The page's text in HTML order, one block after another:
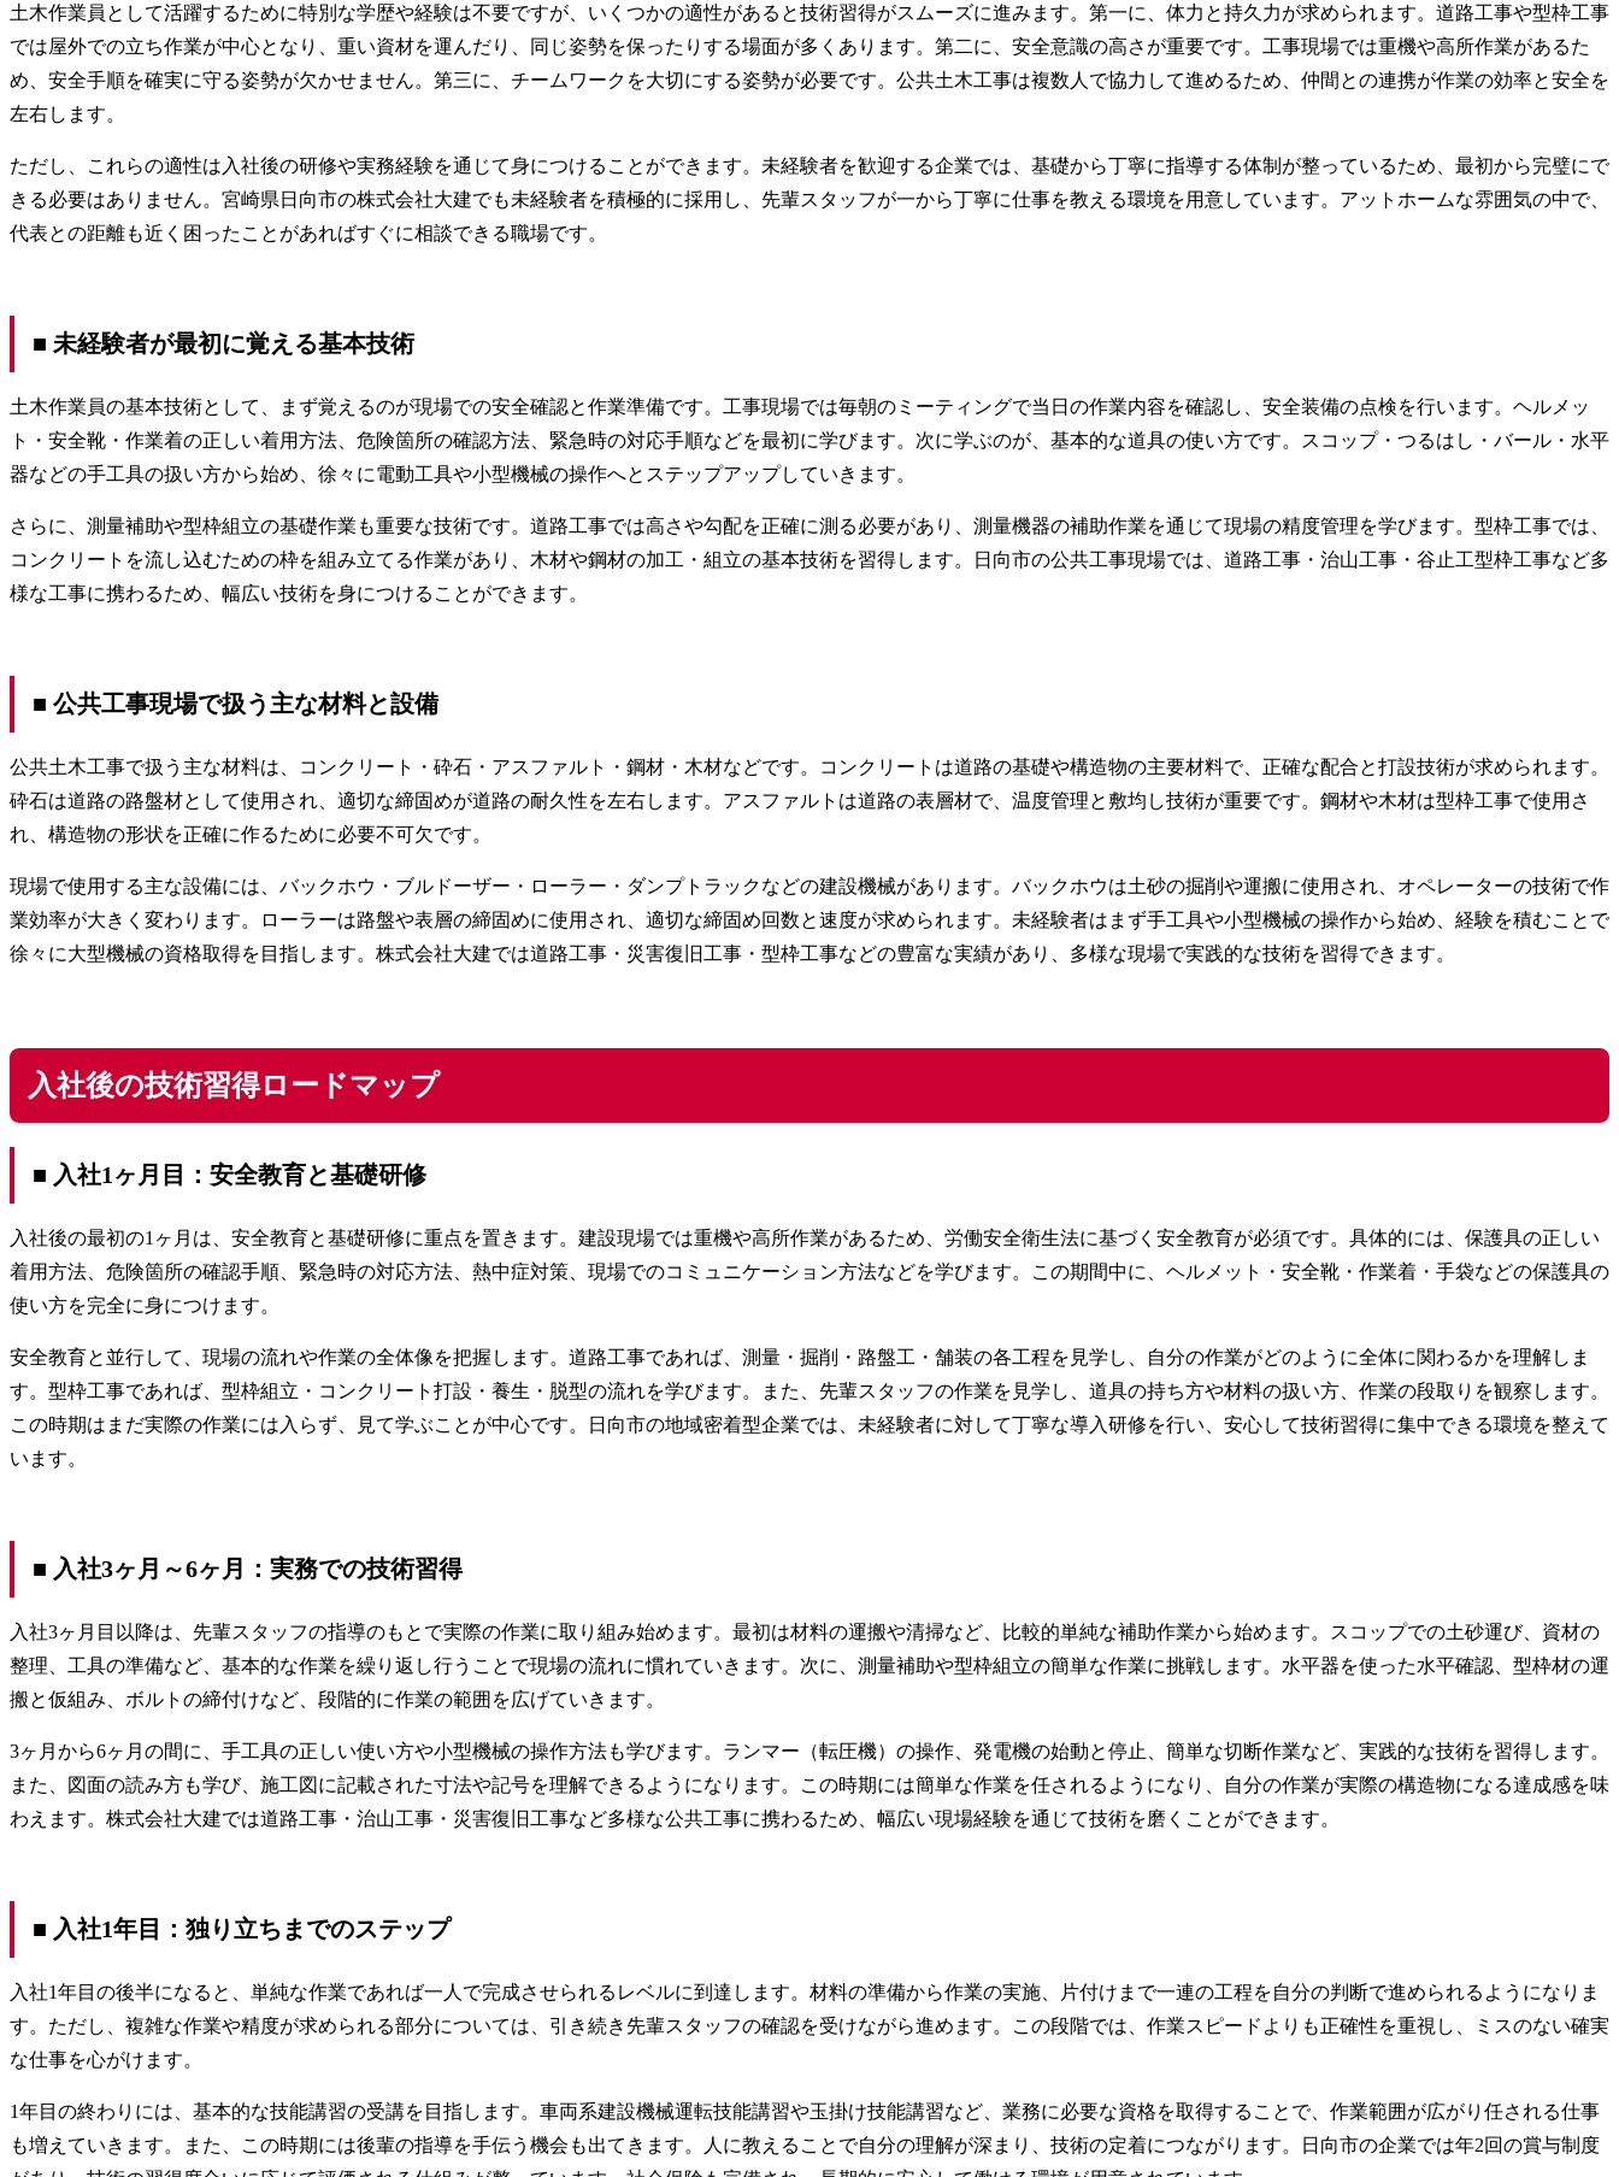
土木作業員として活躍するために特別な学歴や経験は不要ですが、いくつかの適性があると技術習得がスムーズに進みます。第一に、体力と持久力が求められます。道路工事や型枠工事
では屋外での立ち作業が中心となり、重い資材を運んだり、同じ姿勢を保ったりする場面が多くあります。第二に、安全意識の高さが重要です。工事現場では重機や高所作業があるた
め、安全手順を確実に守る姿勢が欠かせません。第三に、チームワークを大切にする姿勢が必要です。公共土木工事は複数人で協力して進めるため、仲間との連携が作業の効率と安全を
左右します。
ただし、これらの適性は入社後の研修や実務経験を通じて身につけることができます。未経験者を歓迎する企業では、基礎から丁寧に指導する体制が整っているため、最初から完璧にで
きる必要はありません。宮崎県日向市の株式会社大建でも未経験者を積極的に採用し、先輩スタッフが一から丁寧に仕事を教える環境を用意しています。アットホームな雰囲気の中で、
代表との距離も近く困ったことがあればすぐに相談できる職場です。
■ 未経験者が最初に覚える基本技術
土木作業員の基本技術として、まず覚えるのが現場での安全確認と作業準備です。工事現場では毎朝のミーティングで当日の作業内容を確認し、安全装備の点検を行います。ヘルメッ
ト・安全靴・作業着の正しい着用方法、危険箇所の確認方法、緊急時の対応手順などを最初に学びます。次に学ぶのが、基本的な道具の使い方です。スコップ・つるはし・バール・水平
器などの手工具の扱い方から始め、徐々に電動工具や小型機械の操作へとステップアップしていきます。
さらに、測量補助や型枠組立の基礎作業も重要な技術です。道路工事では高さや勾配を正確に測る必要があり、測量機器の補助作業を通じて現場の精度管理を学びます。型枠工事では、
コンクリートを流し込むための枠を組み立てる作業があり、木材や鋼材の加工・組立の基本技術を習得します。日向市の公共工事現場では、道路工事・治山工事・谷止工型枠工事など多
様な工事に携わるため、幅広い技術を身につけることができます。
■ 公共工事現場で扱う主な材料と設備
公共土木工事で扱う主な材料は、コンクリート・砕石・アスファルト・鋼材・木材などです。コンクリートは道路の基礎や構造物の主要材料で、正確な配合と打設技術が求められます。
砕石は道路の路盤材として使用され、適切な締固めが道路の耐久性を左右します。アスファルトは道路の表層材で、温度管理と敷均し技術が重要です。鋼材や木材は型枠工事で使用さ
れ、構造物の形状を正確に作るために必要不可欠です。
現場で使用する主な設備には、バックホウ・ブルドーザー・ローラー・ダンプトラックなどの建設機械があります。バックホウは土砂の掘削や運搬に使用され、オペレーターの技術で作
業効率が大きく変わります。ローラーは路盤や表層の締固めに使用され、適切な締固め回数と速度が求められます。未経験者はまず手工具や小型機械の操作から始め、経験を積むことで
徐々に大型機械の資格取得を目指します。株式会社大建では道路工事・災害復旧工事・型枠工事などの豊富な実績があり、多様な現場で実践的な技術を習得できます。
入社後の技術習得ロードマップ
■ 入社1ヶ月目：安全教育と基礎研修
入社後の最初の1ヶ月は、安全教育と基礎研修に重点を置きます。建設現場では重機や高所作業があるため、労働安全衛生法に基づく安全教育が必須です。具体的には、保護具の正しい
着用方法、危険箇所の確認手順、緊急時の対応方法、熱中症対策、現場でのコミュニケーション方法などを学びます。この期間中に、ヘルメット・安全靴・作業着・手袋などの保護具の
使い方を完全に身につけます。
安全教育と並行して、現場の流れや作業の全体像を把握します。道路工事であれば、測量・掘削・路盤工・舗装の各工程を見学し、自分の作業がどのように全体に関わるかを理解しま
す。型枠工事であれば、型枠組立・コンクリート打設・養生・脱型の流れを学びます。また、先輩スタッフの作業を見学し、道具の持ち方や材料の扱い方、作業の段取りを観察します。
この時期はまだ実際の作業には入らず、見て学ぶことが中心です。日向市の地域密着型企業では、未経験者に対して丁寧な導入研修を行い、安心して技術習得に集中できる環境を整えて
います。
■ 入社3ヶ月～6ヶ月：実務での技術習得
入社3ヶ月目以降は、先輩スタッフの指導のもとで実際の作業に取り組み始めます。最初は材料の運搬や清掃など、比較的単純な補助作業から始めます。スコップでの土砂運び、資材の
整理、工具の準備など、基本的な作業を繰り返し行うことで現場の流れに慣れていきます。次に、測量補助や型枠組立の簡単な作業に挑戦します。水平器を使った水平確認、型枠材の運
搬と仮組み、ボルトの締付けなど、段階的に作業の範囲を広げていきます。
3ヶ月から6ヶ月の間に、手工具の正しい使い方や小型機械の操作方法も学びます。ランマー（転圧機）の操作、発電機の始動と停止、簡単な切断作業など、実践的な技術を習得します。
また、図面の読み方も学び、施工図に記載された寸法や記号を理解できるようになります。この時期には簡単な作業を任されるようになり、自分の作業が実際の構造物になる達成感を味
わえます。株式会社大建では道路工事・治山工事・災害復旧工事など多様な公共工事に携わるため、幅広い現場経験を通じて技術を磨くことができます。
■ 入社1年目：独り立ちまでのステップ
入社1年目の後半になると、単純な作業であれば一人で完成させられるレベルに到達します。材料の準備から作業の実施、片付けまで一連の工程を自分の判断で進められるようになりま
す。ただし、複雑な作業や精度が求められる部分については、引き続き先輩スタッフの確認を受けながら進めます。この段階では、作業スピードよりも正確性を重視し、ミスのない確実
な仕事を心がけます。
1年目の終わりには、基本的な技能講習の受講を目指します。車両系建設機械運転技能講習や玉掛け技能講習など、業務に必要な資格を取得することで、作業範囲が広がり任される仕事
も増えていきます。また、この時期には後輩の指導を手伝う機会も出てきます。人に教えることで自分の理解が深まり、技術の定着につながります。日向市の企業では年2回の賞与制度